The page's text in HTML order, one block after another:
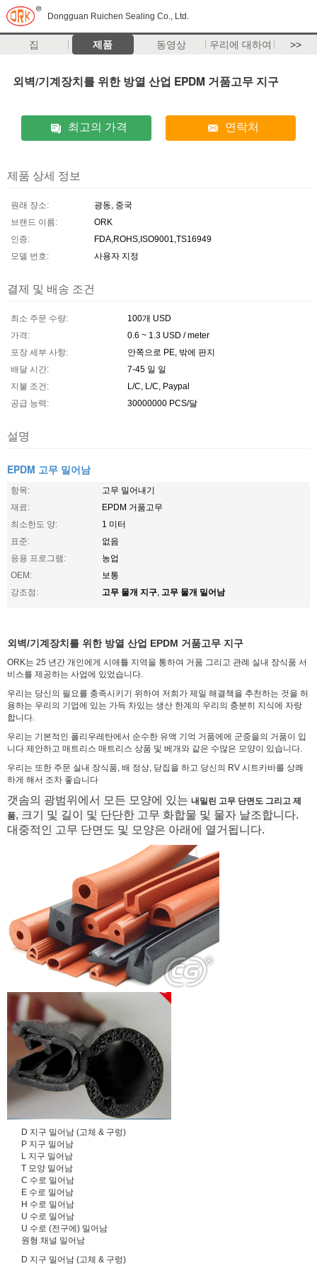
Dongguan Ruichen Sealing Co., Ltd.
집 제품 동영상 우리에 대하여 >>
외벽/기계장치를 위한 방열 산업 EPDM 거품고무 지구
최고의 가격 연락처
제품 상세 정보
원래 장소:
광동, 중국
브랜드 이름:
ORK
인증:
FDA,ROHS,ISO9001,TS16949
모델 번호:
사용자 지정
결제 및 배송 조건
최소 주문 수량:
100개 USD
가격:
0.6 ~ 1.3 USD / meter
포장 세부 사항:
안쪽으로 PE, 밖에 판지
배달 시간:
7-45 일 일
지불 조건:
L/C, L/C, Paypal
공급 능력:
30000000 PCS/달
설명
EPDM 고무 밀어남
항목:
고무 밀어내기
재료:
EPDM 거품고무
최소한도 양:
1 미터
표준:
없음
응용 프로그램:
농업
OEM:
보통
강조점:
고무 물개 지구, 고무 물개 밀어남
외벽/기계장치를 위한 방열 산업 EPDM 거품고무 지구
ORK는 25 년간 개인에게 시애틀 지역을 통하여 거품 그리고 관례 실내 장식품 서
비스를 제공하는 사업에 있었습니다.
우리는 당신의 필요를 충족시키기 위하여 저희가 제일 해결책을 추천하는 것을 허
용하는 우리의 기업에 있는 가득 차있는 생산 한계의 우리의 충분히 지식에 자랑
합니다.
우리는 기본적인 폴리우레탄에서 순수한 유액 기억 거품에에 군중을의 거품이 입
니다 제안하고 매트리스 매트리스 상품 및 베개와 같은 수많은 모양이 있습니다.
우리는 또한 주문 실내 장식품, 배 정상, 닫집을 하고 당신의 RV 시트카바를 상쾌
하게 해서 조차 좋습니다
갯솜의 광범위에서 모든 모양에 있는 내밀린 고무 단면도 그리고 제
품, 크기 및 길이 및 단단한 고무 화합물 및 물자 날조합니다.
대중적인 고무 단면도 및 모양은 아래에 열거됩니다.
D 지구 밀어남 (고체 & 구렁)
P 지구 밀어남
L 지구 밀어남
T 모양 밀어남
C 수로 밀어남
E 수로 밀어남
H 수로 밀어남
U 수로 밀어남
U 수로 (전구에) 밀어남
원형 채널 밀어남
D 지구 밀어남 (고체 & 구렁)